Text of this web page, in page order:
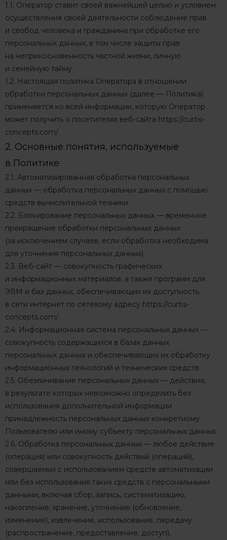
1.1. Оператор ставит своей важнейшей целью и условием
осуществления своей деятельности соблюдение прав
и свобод человека и гражданина при обработке его
персональных данных, в том числе защиты прав
на неприкосновенность частной жизни, личную
и семейную тайну.
1.2. Настоящая политика Оператора в отношении
обработки персональных данных (далее — Политика)
применяется ко всей информации, которую Оператор
может получить о посетителях веб-сайта https://curtis-
concepts.com/.
2. Основные понятия, используемые
в Политике
2.1. Автоматизированная обработка персональных
данных — обработка персональных данных с помощью
средств вычислительной техники.
2.2. Блокирование персональных данных — временное
прекращение обработки персональных данных
(за исключением случаев, если обработка необходима
для уточнения персональных данных).
2.3. Веб-сайт — совокупность графических
и информационных материалов, а также программ для
ЭВМ и баз данных, обеспечивающих их доступность
в сети интернет по сетевому адресу https://curtis-
concepts.com/.
2.4. Информационная система персональных данных —
совокупность содержащихся в базах данных
персональных данных и обеспечивающих их обработку
информационных технологий и технических средств.
2.5. Обезличивание персональных данных — действия,
в результате которых невозможно определить без
использования дополнительной информации
принадлежность персональных данных конкретному
Пользователю или иному субъекту персональных данных.
2.6. Обработка персональных данных — любое действие
(операция) или совокупность действий (операций),
совершаемых с использованием средств автоматизации
или без использования таких средств с персональными
данными, включая сбор, запись, систематизацию,
накопление, хранение, уточнение (обновление,
изменение), извлечение, использование, передачу
(распространение, предоставление, доступ),